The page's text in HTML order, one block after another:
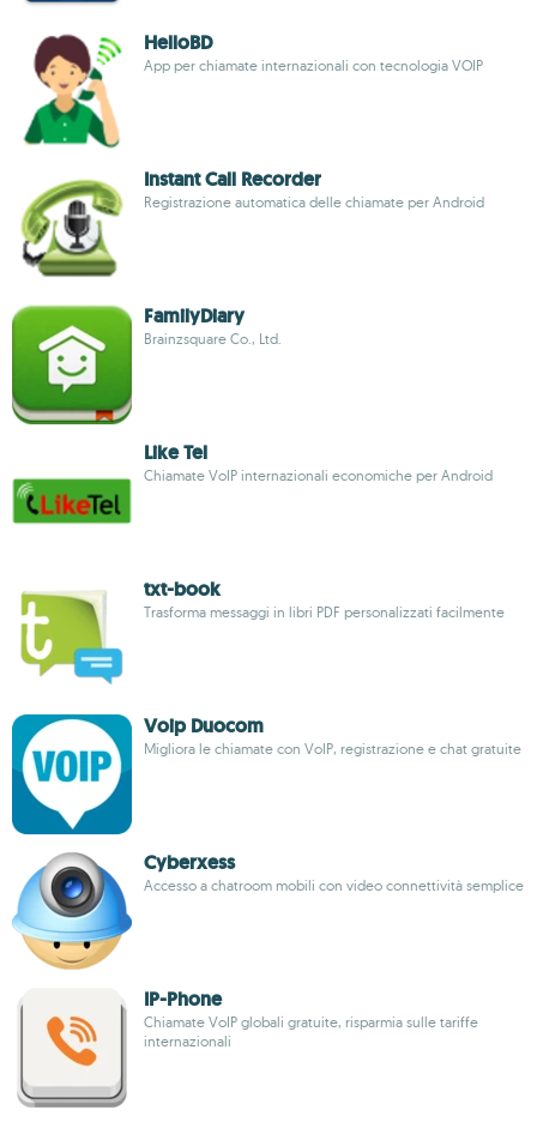
HelloBD
App per chiamate internazionali con tecnologia VOIP
Instant Call Recorder
Registrazione automatica delle chiamate per Android
FamilyDiary
Brainzsquare Co., Ltd.
Like Tel
Chiamate VoIP internazionali economiche per Android
txt-book
Trasforma messaggi in libri PDF personalizzati facilmente
Voip Duocom
Migliora le chiamate con VoIP, registrazione e chat gratuite
Cyberxess
Accesso a chatroom mobili con video connettività semplice
IP-Phone
Chiamate VoIP globali gratuite, risparmia sulle tariffe
internazionali